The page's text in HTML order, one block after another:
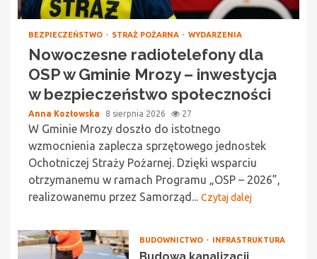
BEZPIECZEŃSTWO STRAŻ POŻARNA WYDARZENIA
Nowoczesne radiotelefony dla
OSP w Gminie Mrozy – inwestycja
w bezpieczeństwo społeczności
Anna Kozłowska 8 sierpnia 2026 27
W Gminie Mrozy doszło do istotnego
wzmocnienia zaplecza sprzętowego jednostek
Ochotniczej Straży Pożarnej. Dzięki wsparciu
otrzymanemu w ramach Programu „OSP – 2026”,
realizowanemu przez Samorząd... Czytaj dalej
BUDOWNICTWO INFRASTRUKTURA
Budowa kanalizacji